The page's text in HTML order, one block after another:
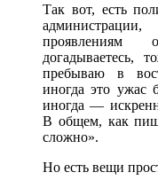
Так вот, есть
проявлениям
догадываетесь,
пребываю в
иногда это ужас
иногда —
В общем, как
сложно».
Но есть вещи